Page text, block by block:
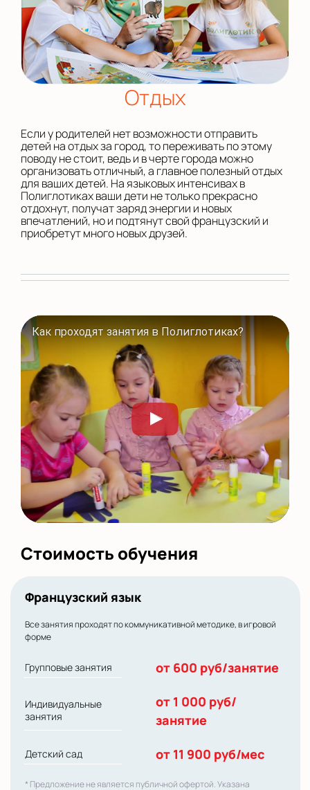
Отдых
Если у родителей нет возможности отправить
детей на отдых за город, то переживать по этому
поводу не стоит, ведь и в черте города можно
организовать отличный, а главное полезный отдых
для ваших детей. На языковых интенсивах в
Полиглотиках ваши дети не только прекрасно
отдохнут, получат заряд энергии и новых
впечатлений, но и подтянут свой французский и
приобретут много новых друзей.
Как проходят занятия в Полиглотиках?
Стоимость обучения
Французский язык
Все занятия проходят по коммуникативной методике, в игровой
форме
Групповые занятия от 600 руб/занятие
Индивидуальные
занятия
от 1 000 руб/
занятие
Детский сад от 11 900 руб/мес
* Предложение не является публичной офертой. Указана